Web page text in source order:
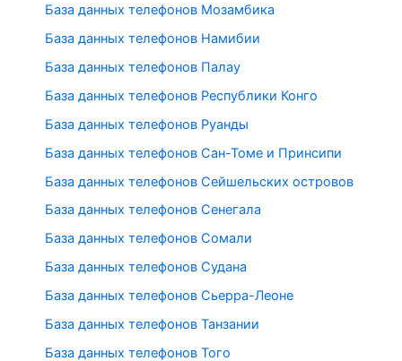
База данных телефонов Мозамбика
База данных телефонов Намибии
База данных телефонов Палау
База данных телефонов Республики Конго
База данных телефонов Руанды
База данных телефонов Сан-Томе и Принсипи
База данных телефонов Сейшельских островов
База данных телефонов Сенегала
База данных телефонов Сомали
База данных телефонов Судана
База данных телефонов Сьерра-Леоне
База данных телефонов Танзании
База данных телефонов Того